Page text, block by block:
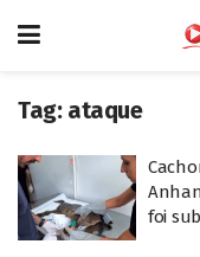
Tag: ataque
foi